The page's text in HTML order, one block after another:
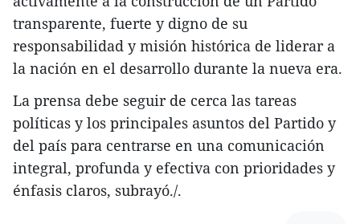
transparente, fuerte y digno de su
responsabilidad y misión histórica de liderar a
la nación en el desarrollo durante la nueva era.
La prensa debe seguir de cerca las tareas
políticas y los principales asuntos del Partido y
del país para centrarse en una comunicación
integral, profunda y efectiva con prioridades y
énfasis claros, subrayó./.